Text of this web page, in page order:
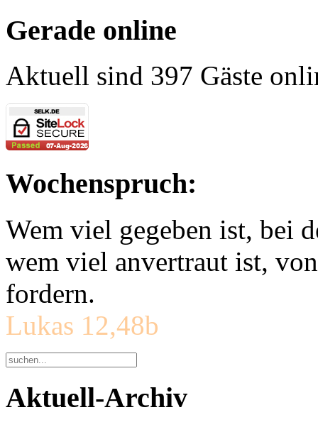
Gerade online
Aktuell sind 397 Gäste
Wochenspruch:
Wem viel gegeben ist, bei
wem viel anvertraut ist,
fordern.
Lukas 12,48b
Aktuell-Archiv